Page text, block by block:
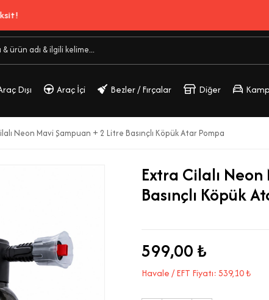
Dışı Araç İçi Bezler / Fırçalar Diğer
Neon Mavi Şampuan + 2 Litre Basınçlı Köpük Atar Pompa
Extra Cilalı
Basınçlı Köpük
599,00 ₺
Havale / EFT Fiyatı: 539,10 ₺